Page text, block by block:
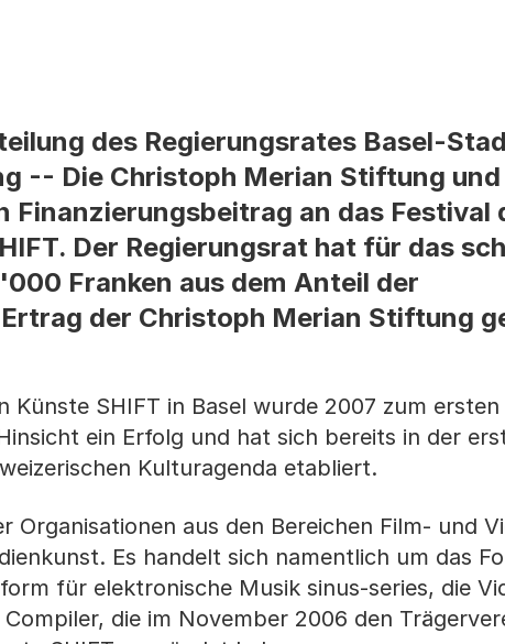
des Regierungsrates Basel-
-- Die Christoph Merian Stiftung
Finanzierungsbeitrag an das Festival
Der Regierungsrat hat für das
Franken aus dem Anteil der
der Christoph Merian Stiftung
Künste SHIFT in Basel wurde 2007 zum
ein Erfolg und hat sich bereits in der
Kulturagenda etabliert.
Organisationen aus den Bereichen Film- und
Es handelt sich namentlich um das
für elektronische Musik sinus-series, die
Compiler, die im November 2006 den